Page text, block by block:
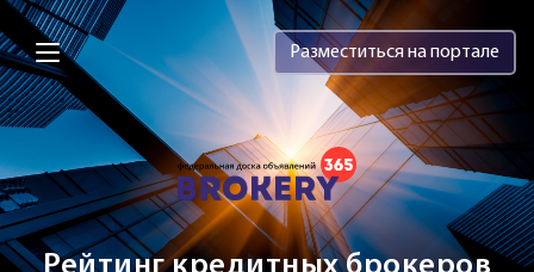
Brokery365 - Рейтинг кредитных
Разместиться на портале